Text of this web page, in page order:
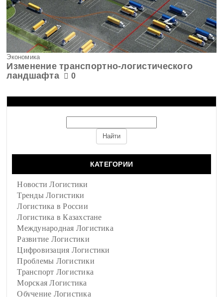
Экономика
Изменение транспортно-логистического
ландшафта
0
КАТЕГОРИИ
Новости Логистики
Тренды Логистики
Логистика в России
Логистика в Казахстане
Международная Логистика
Развитие Логистики
Цифровизация Логистики
Проблемы Логистики
Транспорт Логистика
Морская Логистика
Обучение Логистика